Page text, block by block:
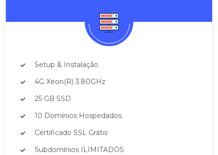
Setup & Instalação
4G Xeon(R) 3.80GHz
25 GB SSD
10 Domínios Hospedados
Certificado SSL Grátis
Subdomínios ILIMITADOS